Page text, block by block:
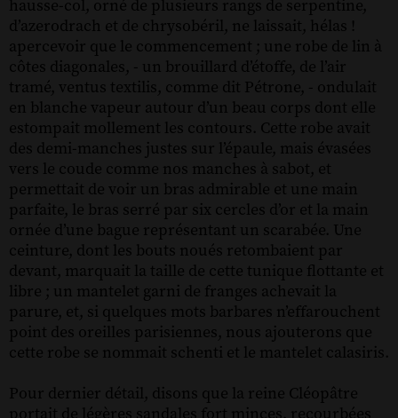
hausse-col, orné de plusieurs rangs de serpentine,
d’azerodrach et de chrysobéril, ne laissait, hélas !
apercevoir que le commencement ; une robe de lin à
côtes diagonales, - un brouillard d’étoffe, de l’air
tramé, ventus textilis, comme dit Pétrone, - ondulait
en blanche vapeur autour d’un beau corps dont elle
estompait mollement les contours. Cette robe avait
des demi-manches justes sur l’épaule, mais évasées
vers le coude comme nos manches à sabot, et
permettait de voir un bras admirable et une main
parfaite, le bras serré par six cercles d’or et la main
ornée d’une bague représentant un scarabée. Une
ceinture, dont les bouts noués retombaient par
devant, marquait la taille de cette tunique flottante et
libre ; un mantelet garni de franges achevait la
parure, et, si quelques mots barbares n’effarouchent
point des oreilles parisiennes, nous ajouterons que
cette robe se nommait schenti et le mantelet calasiris.
Pour dernier détail, disons que la reine Cléopâtre
portait de légères sandales fort minces, recourbées